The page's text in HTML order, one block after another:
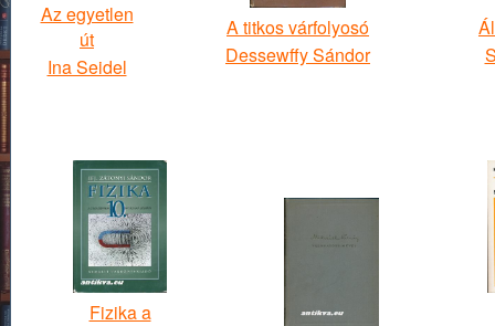
Az egyetlen
út
Ina Seidel
A titkos várfolyosó
Dessewffy Sándor
Fizika a